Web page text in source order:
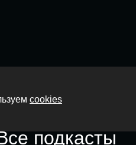
подкасты
cookies